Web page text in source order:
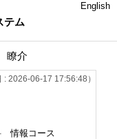
テム
English
瞭介
: 2026-06-17 17:56:48）
情報コース